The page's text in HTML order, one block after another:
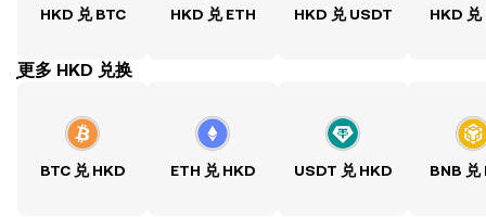
HKD 兑 BTC HKD 兑 ETH HKD 兑 USDT HKD 兑
ִִִִִִִִִִִִִִִִִִִִִִִִִִִִִִִִִִִִִִִִִִִִִִִִ更多 HKD 兑换
BTC 兑 HKD ETH 兑 HKD USDT 兑 HKD BNB 兑